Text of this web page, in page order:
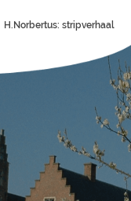
H.Norbertus: stripverhaal